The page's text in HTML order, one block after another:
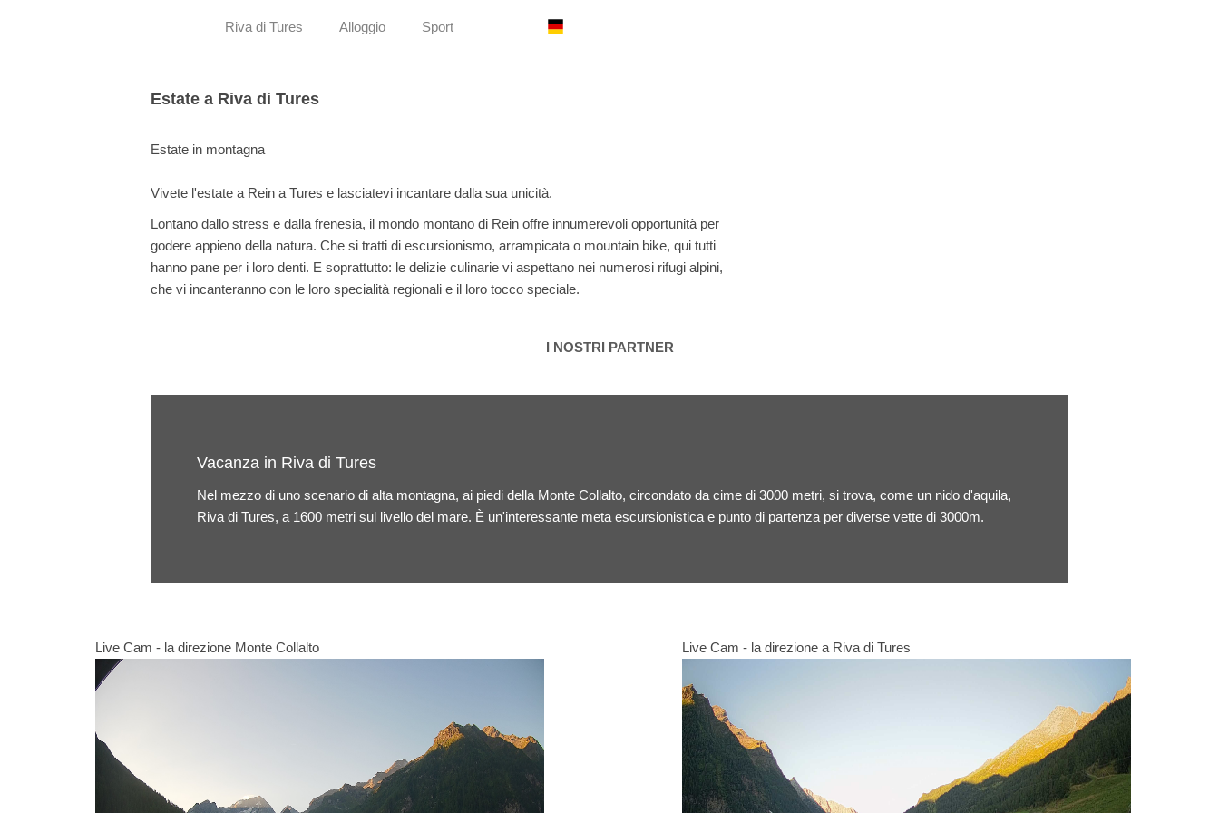
Riva di Tures Alloggio Sport
Estate a Riva di Tures
Estate in montagna
Vivete l'estate a Rein a Tures e lasciatevi incantare dalla sua unicità.
Lontano dallo stress e dalla frenesia, il mondo montano di Rein offre innumerevoli opportunità per
godere appieno della natura. Che si tratti di escursionismo, arrampicata o mountain bike, qui tutti
hanno pane per i loro denti. E soprattutto: le delizie culinarie vi aspettano nei numerosi rifugi alpini,
che vi incanteranno con le loro specialità regionali e il loro tocco speciale.
I NOSTRI PARTNER
Vacanza in Riva di Tures
Nel mezzo di uno scenario di alta montagna, ai piedi della Monte Collalto, circondato da cime di 3000 metri, si trova, come un nido d'aquila,
Riva di Tures, a 1600 metri sul livello del mare. È un'interessante meta escursionistica e punto di partenza per diverse vette di 3000m.
Live Cam - la direzione Monte Collalto Live Cam - la direzione a Riva di Tures